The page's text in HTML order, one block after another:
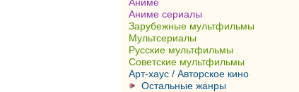
Аниме сериалы
Зарубежные мультфильмы
Мультсериалы
Русские мультфильмы
Советские мультфильмы
Арт-хаус / Авторское кино
Остальные жанры